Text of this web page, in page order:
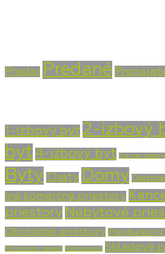
Predaj Predané
1-izbový byt 2-izbový
byt 4-izbový byt 5 a viac
Byty Chaty Domy
Iné komerčné priestory
priestory Nebytové
Obchodné priestory
Poľnohosp. objekt Reštaurácia Skladové